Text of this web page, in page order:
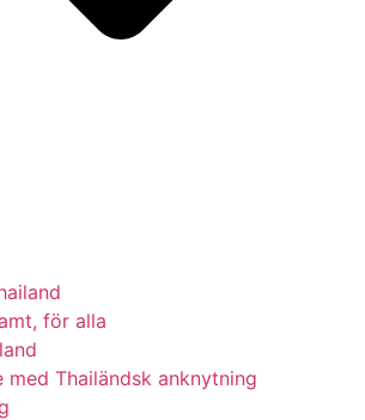
för alla
med Thailändsk anknytning